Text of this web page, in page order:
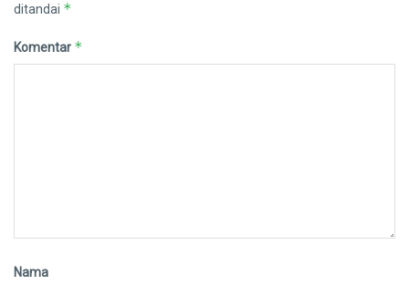
ditandai *
Komentar *
Nama